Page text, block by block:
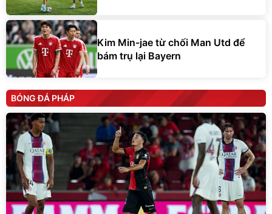
Kim Min-jae từ chối Man Utd để
bám trụ lại Bayern
BÓNG ĐÁ PHÁP